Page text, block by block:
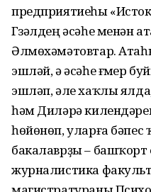
предприятиеһы
Гүзәлдең әсәһе менән
Әлмөхәмәтовтар.
эшләй, ә әсәһе ғүмер
эшләп, әле хаҡлы
һәм Диләрә
һөйөнөп, уларға бәпес
бакалаврҙы –
журналистика